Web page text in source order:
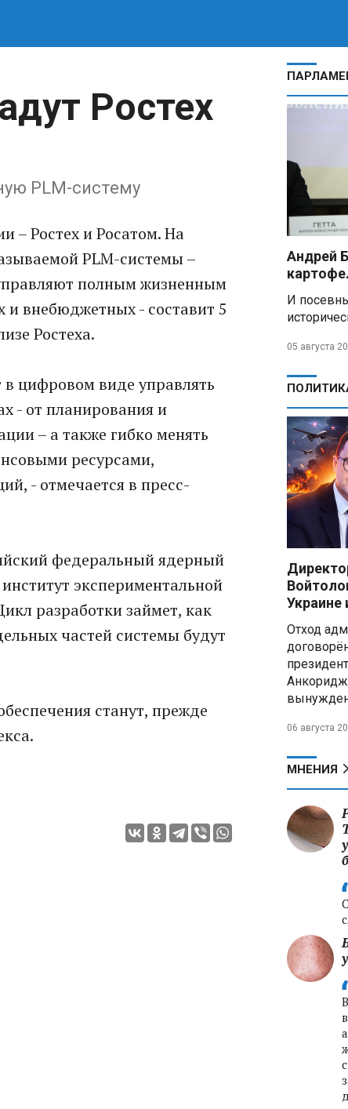
Ростех
PLM-систему
– Ростех и Росатом. На
PLM-системы –
полным жизненным
внебюджетных - составит 5
Ростеха.
цифровом виде управлять
- от планирования и
– а также гибко менять
ресурсами,
- отмечается в пресс-
федеральный ядерный
экспериментальной
разработки займет, как
частей системы будут
станут, прежде
Андрей
И
05 августа
Украине
Отход
06 августа
МНЕНИЯ